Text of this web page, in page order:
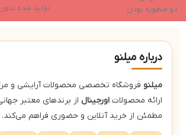
دو منظوره بودن
ترکیبات مرطوب‌کننده
تولید شده
خواص
درباره میلنو
میلنو فروشگاه تخصصی محصولات آرایشی و
ارائه محصولات اورجینال از برندهای معتبر
مطمئن از خرید آنلاین و حضوری فراهم می‌کند.